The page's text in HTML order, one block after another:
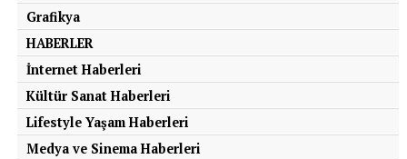
Grafikya
HABERLER
İnternet Haberleri
Kültür Sanat Haberleri
Lifestyle Yaşam Haberleri
Medya ve Sinema Haberleri